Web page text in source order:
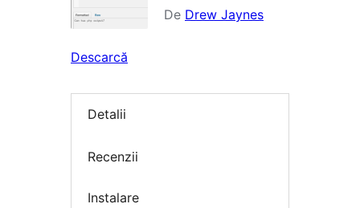
De Drew Jaynes
Descarcă
Detalii
Recenzii
Instalare